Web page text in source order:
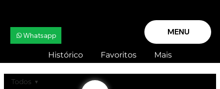
MENU
Whatsapp
Histórico Favoritos Mais
Todos